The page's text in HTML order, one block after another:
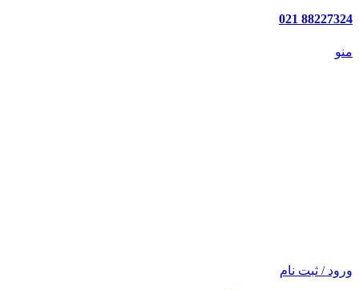
88227324 021
منو
ورود / ثبت نام